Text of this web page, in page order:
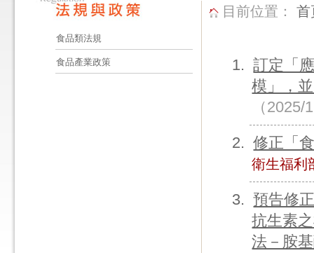
食品類法規
食品產業政策
目前位置：首
訂定「
模」，
（2025/
修正「
衛生福利
預告修
抗生素
法－胺